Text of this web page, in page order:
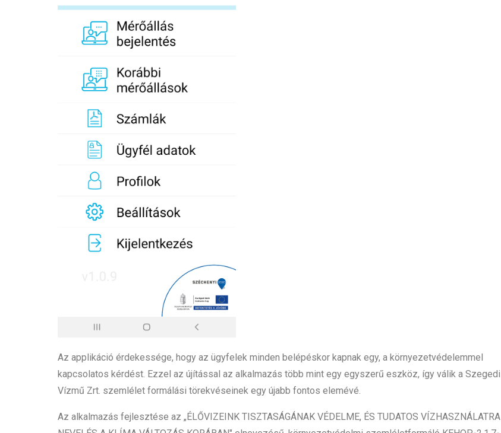
Az applikáció érdekessége, hogy az ügyfelek minden belépéskor kapnak egy, a környezetvédelemmel
kapcsolatos kérdést. Ezzel az újítással az alkalmazás több mint egy egyszerű eszköz, így válik a Szegedi
Vízmű Zrt. szemlélet formálási törekvéseinek egy újabb fontos elemévé.
Az alkalmazás fejlesztése az „ÉLŐVIZEINK TISZTASÁGÁNAK VÉDELME, ÉS TUDATOS VÍZHASZNÁLATRA